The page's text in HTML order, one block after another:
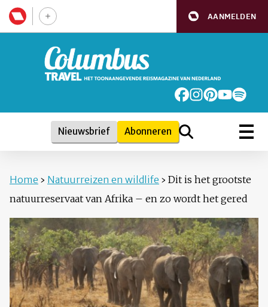
AANMELDEN
Nieuwsbrief Abonneren
Home › Natuurreizen en wildlife › Dit is het grootste
natuurreservaat van Afrika – en zo wordt het gered